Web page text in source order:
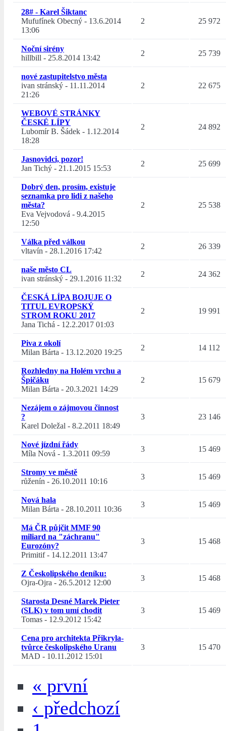
28# - Karel Šiktanc
Mufufínek Obecný - 13.6.2014
13:06
2 25 972
Noční sirény
hillbill - 25.8.2014 13:42
2 25 739
nové zastupitelstvo města
ivan stránský - 11.11.2014
21:26
2 22 675
WEBOVÉ STRÁNKY
ČESKÉ LÍPY
Lubomír B. Šádek - 1.12.2014
18:28
2 24 892
Jasnovidci, pozor!
Jan Tichý - 21.1.2015 15:53
2 25 699
Dobrý den, prosím, existuje
seznamka pro lidi z našeho
města?
Eva Vejvodová - 9.4.2015
12:50
2 25 538
Válka před válkou
vltavín - 28.1.2016 17:42
2 26 339
naše město CL
ivan stránský - 29.1.2016 11:32
2 24 362
ČESKÁ LÍPA BOJUJE O
TITUL EVROPSKÝ
STROM ROKU 2017
Jana Tichá - 12.2.2017 01:03
2 19 991
Piva z okolí
Milan Bárta - 13.12.2020 19:25
2 14 112
Rozhledny na Holém vrchu a
Špičáku
Milan Bárta - 20.3.2021 14:29
2 15 679
Nezájem o zájmovou činnost
?
Karel Doležal - 8.2.2011 18:49
3 23 146
Nové jízdní řády
Míla Nová - 1.3.2011 09:59
3 15 469
Stromy ve městě
růženín - 26.10.2011 10:16
3 15 469
Nová hala
Milan Bárta - 28.10.2011 10:36
3 15 469
Má ČR půjčit MMF 90
miliard na "záchranu"
Eurozóny?
Primitif- 14.12.2011 13:47
3 15 468
Z Českolipského deníku:
Ojra-Ojra - 26.5.2012 12:00
3 15 468
Starosta Desné Marek Pieter
(SLK) v tom umí chodit
Tomas - 12.9.2012 15:42
3 15 469
Cena pro architekta Přikryla-
tvůrce českolipského Uranu
MAD - 10.11.2012 15:01
3 15 470
« první
‹ předchozí